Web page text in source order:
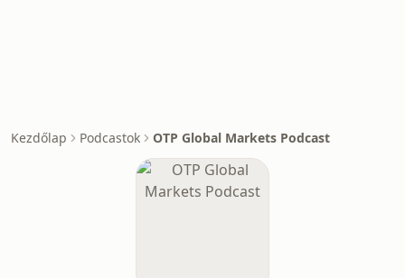
Kezdőlap Podcastok OTP Global Markets Podcast